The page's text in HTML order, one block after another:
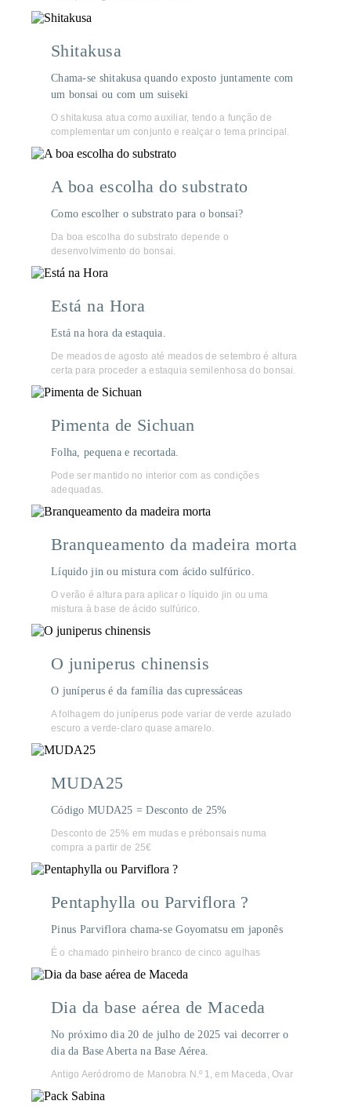
Shitakusa
Chama-se shitakusa quando exposto juntamente com
um bonsai ou com um suiseki
O shitakusa atua como auxiliar, tendo a função de
complementar um conjunto e realçar o tema principal.
A boa escolha do substrato
Como escolher o substrato para o bonsai?
Da boa escolha do substrato depende o
desenvolvimento do bonsai.
Está na Hora
Está na hora da estaquia.
De meados de agosto até meados de setembro é altura
certa para proceder a estaquia semilenhosa do bonsai.
Pimenta de Sichuan
Folha, pequena e recortada.
Pode ser mantido no interior com as condições
adequadas.
Branqueamento da madeira morta
Líquido jin ou mistura com ácido sulfúrico.
O verão é altura para aplicar o líquido jin ou uma
mistura à base de ácido sulfúrico.
O juniperus chinensis
O juníperus é da família das cupressáceas
A folhagem do juníperus pode variar de verde azulado
escuro a verde-claro quase amarelo.
MUDA25
Código MUDA25 = Desconto de 25%
Desconto de 25% em mudas e prébonsais numa
compra a partir de 25€
Pentaphylla ou Parviflora ?
Pinus Parviflora chama-se Goyomatsu em japonês
É o chamado pinheiro branco de cinco agulhas
Dia da base aérea de Maceda
No próximo dia 20 de julho de 2025 vai decorrer o
dia da Base Aberta na Base Aérea.
Antigo Aeródromo de Manobra N.º 1, em Maceda, Ovar